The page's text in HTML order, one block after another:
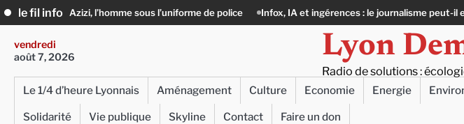
Skip
to
content
le fil info
Azizi, l’homme sous l’uniforme de police Infox, IA et ingérences : le journalisme peut-il encore lutter
vendredi
août 7, 2026
Lyon
Radio de solutions :
Le 1/4 d’heure Lyonnais Aménagement Culture Economie Energie
Solidarité
Vie publique Skyline Contact Faire un don